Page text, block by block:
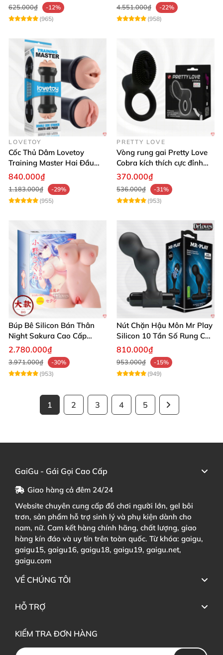
625.000₫
-12%
(965)
4.551.000₫
-22%
(958)
LOVETOY
Cốc Thủ Dâm Lovetoy
Training Master Hai Đầu
Siêu Thật, Tăng Khoái Cảm
840.000₫
1.183.000₫
-29%
(955)
PRETTY LOVE
Vòng rung gai Pretty Love
Cobra kích thích cực đỉnh
trải nghiệm
370.000₫
536.000₫
-31%
(953)
Búp Bê Silicon Bán Thân
Night Sakura Cao Cấp
Rung Đa Chức Năng
2.780.000₫
3.971.000₫
-30%
(953)
Nút Chặn Hậu Môn Mr Play
Silicon 10 Tần Số Rung Cao
Cấp
810.000₫
953.000₫
-15%
(949)
1 2 3 4 5
GaiGu - Gái Gọi Cao Cấp
Giao hàng cả đêm 24/24
Website chuyên cung cấp đồ chơi người lớn, gel bôi
trơn, sản phẩm hỗ trợ sinh lý và phụ kiện dành cho
nam, nữ. Cam kết hàng chính hãng, chất lượng, giao
hàng kín đáo và uy tín trên toàn quốc. Từ khóa: gaigu,
gaigu15, gaigu16, gaigu18, gaigu19, gaigu.net,
gaigu.com
VỀ CHÚNG TÔI
HỖ TRỢ
KIỂM TRA ĐƠN HÀNG